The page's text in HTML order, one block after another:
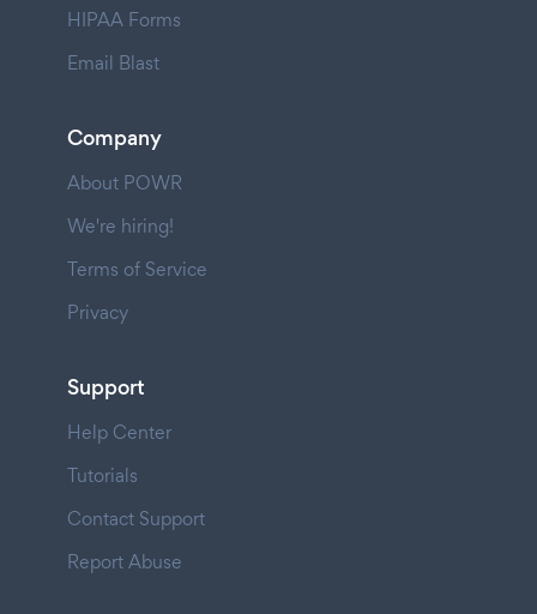
HIPAA Forms
Email Blast
Company
About POWR
We're hiring!
Terms of Service
Privacy
Support
Help Center
Tutorials
Contact Support
Report Abuse